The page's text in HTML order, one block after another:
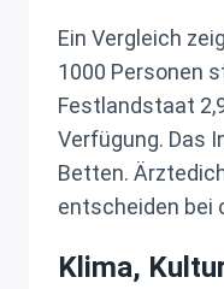
Ein Vergleich
1000 Personen
Festlandstaat
Verfügung. Das
Betten.
entscheiden bei
Klima,